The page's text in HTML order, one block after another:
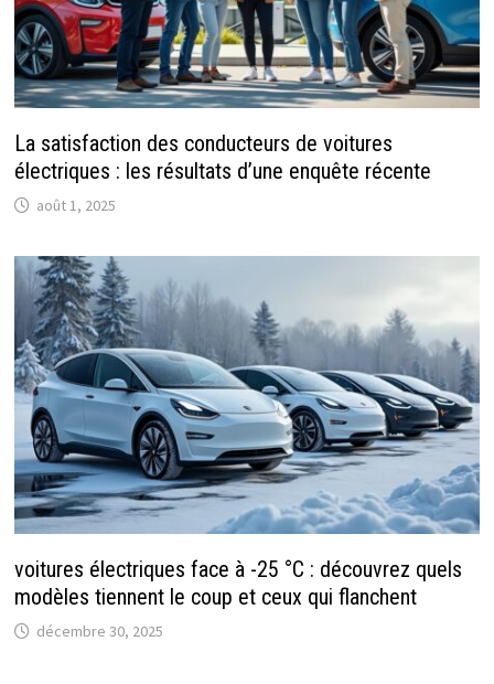
La satisfaction des conducteurs de voitures
électriques : les résultats d’une enquête récente
août 1, 2025
voitures électriques face à -25 °C : découvrez quels
modèles tiennent le coup et ceux qui flanchent
décembre 30, 2025